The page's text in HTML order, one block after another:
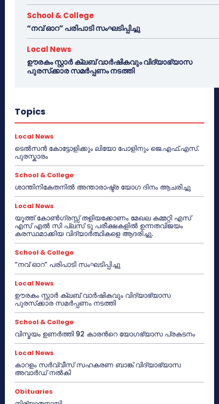
School & College
“നവ് ഓറ” പരിപാടി സംഘടിപ്പിച്ചു
Local News
ഊരകം സ്റ്റാർ ക്ലബ് വാർഷികവും വിദ്യാഭ്യാസ
പുരസ്‌ക്കാര സമർപ്പണം നടത്തി
Topics
Local News
ടെൽസൻ കോട്ടോളിക്കും ലിയോ പോളിനും ജെ.എഫ്.എസ്.
പുരസ്കാരം
School & College
ശാന്തിനികേതനിൽ അന്താരാഷ്ട്ര യോഗ ദിനം ആചരിച്ചു
Local News
യൂത്ത് കോൺഗ്രസ്സ് തളിയക്കോണം മേഖല കമ്മറ്റി എസ്
എസ് എൽ സി പ്ലസ് ടു പരീക്ഷകളിൽ ഉന്നതവിജയം
കരസ്ഥമാക്കിയ വിദ്യാർത്ഥികളെ ആദരിച്ചു.
School & College
“നവ് ഓറ” പരിപാടി സംഘടിപ്പിച്ചു
Local News
ഊരകം സ്റ്റാർ ക്ലബ് വാർഷികവും വിദ്യാഭ്യാസ
പുരസ്‌ക്കാര സമർപ്പണം നടത്തി
School & College
വിസ്മയം ഉണർത്തി 92 കാരൻറെ യോഗഭ്യാസ പ്രകടനം
Local News
കാറളം സർവ്വീസ് സഹകരണ ബാങ്ക് വിദ്യാഭ്യാസ
അവാർഡ് നൽകി
Obituaries